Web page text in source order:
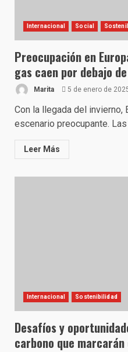
Internacional Social
Preocupación en
gas caen por debajo
Marita 5 de enero de
Con la llegada del invierno,
escenario preocupante.
Leer Más
Internacional Sostenibilidad
Desafíos y
carbono que